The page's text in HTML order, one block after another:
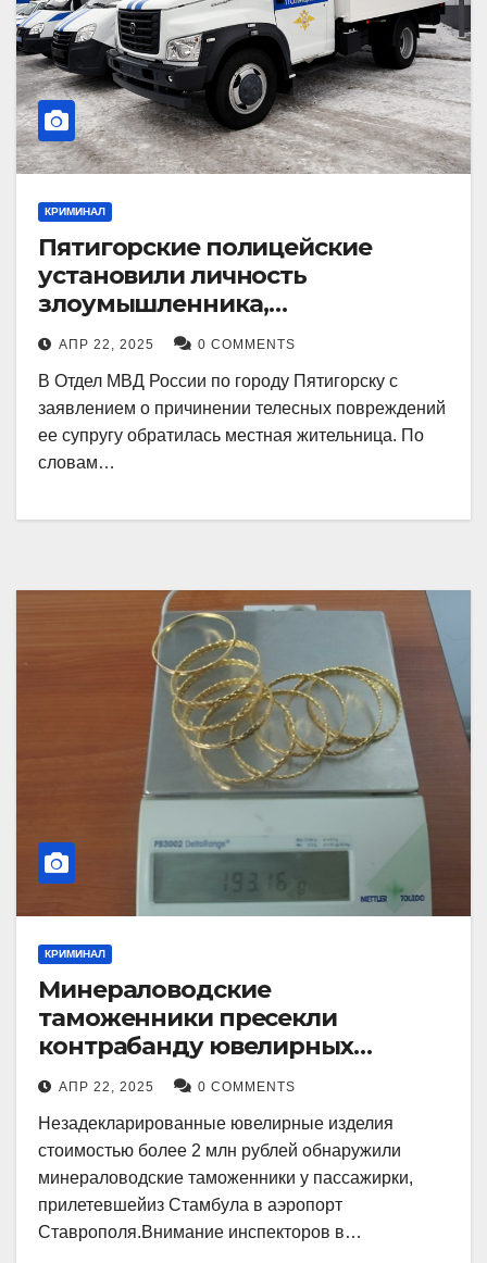
КРИМИНАЛ
Пятигорские полицейские
установили личность
злоумышленника,
причинившего телесные
повреждения местному жителю
АПР 22, 2025 0 COMMENTS
В Отдел МВД России по городу Пятигорску с
заявлением о причинении телесных повреждений
ее супругу обратилась местная жительница. По
словам…
КРИМИНАЛ
Минераловодские
таможенники пресекли
контрабанду ювелирных
изделий на 2 млн рублей
АПР 22, 2025 0 COMMENTS
Незадекларированные ювелирные изделия
стоимостью более 2 млн рублей обнаружили
минераловодские таможенники у пассажирки,
прилетевшейиз Стамбула в аэропорт
Ставрополя.Внимание инспекторов в…